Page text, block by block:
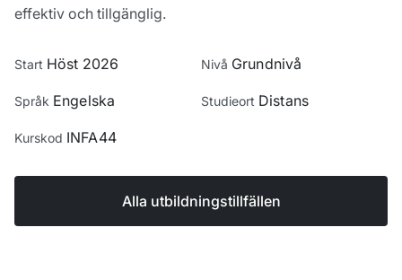
effektiv och tillgänglig.
Start Höst 2026 Nivå Grundnivå
Språk Engelska Studieort Distans
Kurskod INFA44
Alla utbildningstillfällen